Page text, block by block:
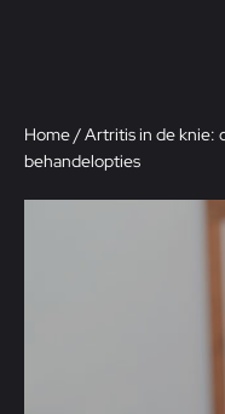
Home/Artritis in de knie:
behandelopties